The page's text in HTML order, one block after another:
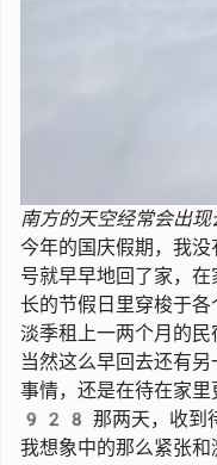
南方的天空经常会出现
今年的国庆假期，我
号就早早地回了家，
长的节假日里穿梭于
淡季租上一两个月的民
当然这么早回去还
事情，还是在待在家
928 那两天，收到待
我想象中的那么紧张